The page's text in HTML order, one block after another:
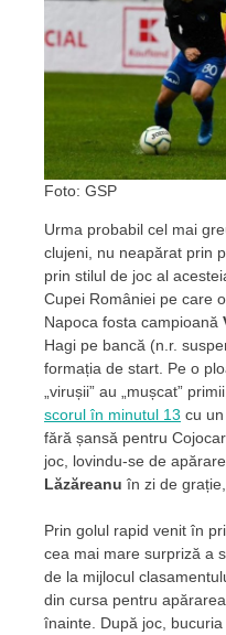
Foto: GSP
Urma probabil cel mai
clujeni, nu neapărat prin
prin stilul de joc al
Cupei României pe care
Napoca fosta campioană
Hagi pe bancă (n.r.
formația de start. Pe o
„virușii” au „mușcat” primii,
scorul în minutul 13 cu
fără șansă pentru
joc, lovindu-se de
Lăzăreanu în zi de
Prin golul rapid venit în
cea mai mare surpriză a
de la mijlocul
din cursa pentru
înainte. După joc,